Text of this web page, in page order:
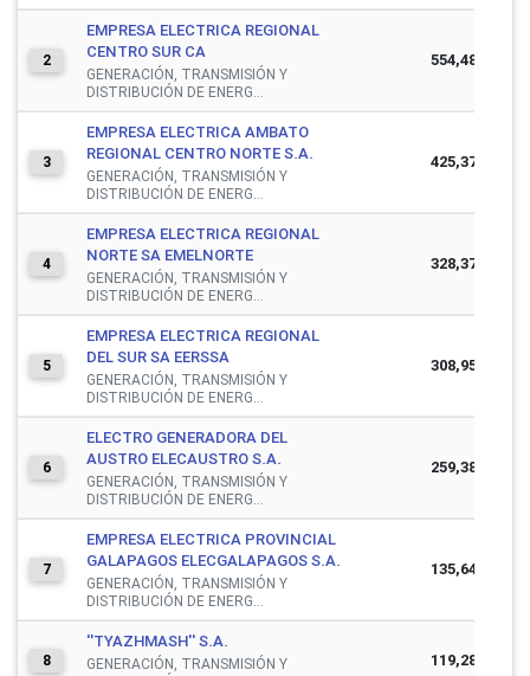
2
EMPRESA ELECTRICA REGIONAL
CENTRO SUR CA
GENERACIÓN, TRANSMISIÓN Y
DISTRIBUCIÓN DE ENERG...
554,487,489
3
EMPRESA ELECTRICA AMBATO
REGIONAL CENTRO NORTE S.A.
GENERACIÓN, TRANSMISIÓN Y
DISTRIBUCIÓN DE ENERG...
425,372,911
4
EMPRESA ELECTRICA REGIONAL
NORTE SA EMELNORTE
GENERACIÓN, TRANSMISIÓN Y
DISTRIBUCIÓN DE ENERG...
328,377,696
5
EMPRESA ELECTRICA REGIONAL
DEL SUR SA EERSSA
GENERACIÓN, TRANSMISIÓN Y
DISTRIBUCIÓN DE ENERG...
308,951,734
6
ELECTRO GENERADORA DEL
AUSTRO ELECAUSTRO S.A.
GENERACIÓN, TRANSMISIÓN Y
DISTRIBUCIÓN DE ENERG...
259,387,739
7
EMPRESA ELECTRICA PROVINCIAL
GALAPAGOS ELECGALAPAGOS S.A.
GENERACIÓN, TRANSMISIÓN Y
DISTRIBUCIÓN DE ENERG...
135,647,635
8
''TYAZHMASH'' S.A.
GENERACIÓN, TRANSMISIÓN Y
119,280,110